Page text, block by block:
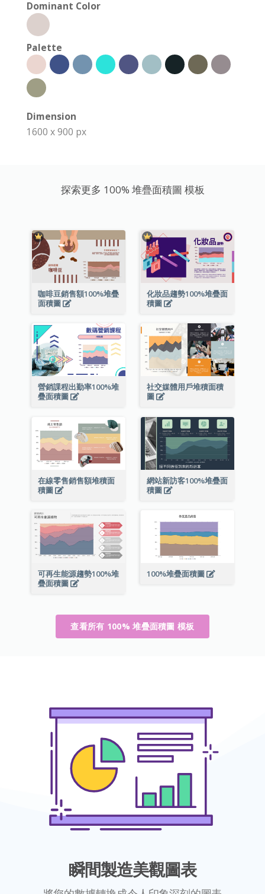
Dominant Color
Palette
Dimension
1600 x 900 px
探索更多 100% 堆疊面積圖 模板
咖啡豆銷售額100%堆疊
面積圖
化妝品趨勢100%堆疊面
積圖
營銷課程出勤率100%堆
疊面積圖
社交媒體用戶堆積面積
圖
在線零售銷售額堆積面
積圖
網站新訪客100%堆疊面
積圖
可再生能源趨勢100%堆
疊面積圖
100%堆疊面積圖
查看所有 100% 堆疊面積圖 模板
瞬間製造美觀圖表